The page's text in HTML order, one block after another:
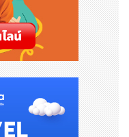
media/21
เพื่อนในป่าต้องมนตร์ที่
media/21